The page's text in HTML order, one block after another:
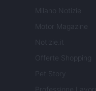
Milano Notizie
Motor Magazine
Notizie.it
Offerte Shopping
Pet Story